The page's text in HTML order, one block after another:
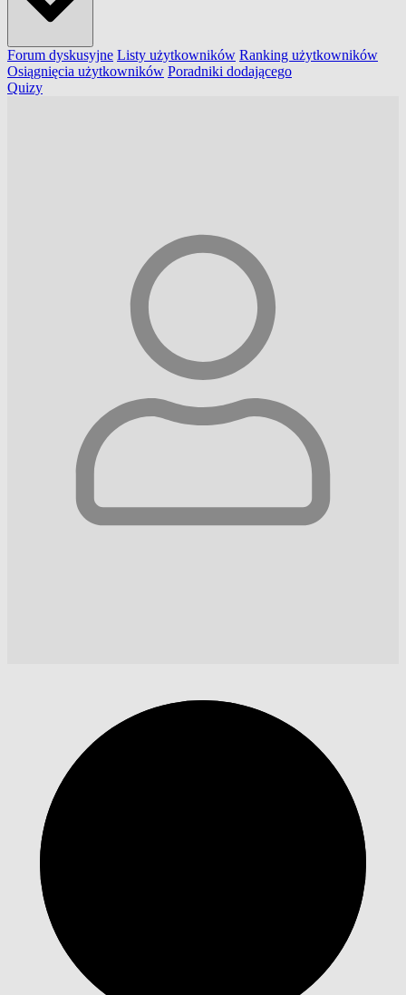
Forum dyskusyjne Listy użytkowników Ranking użytkowników
Osiągnięcia użytkowników Poradniki dodającego
Quizy